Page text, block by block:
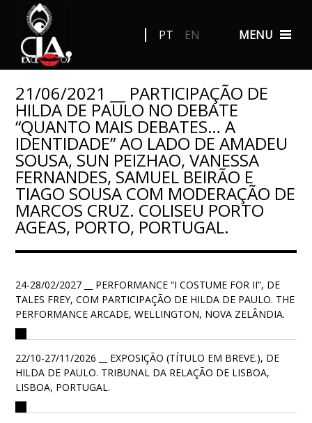
MENU
PT EN
21/06/2021 __ PARTICIPAÇÃO DE
HILDA DE PAULO NO DEBATE
“QUANTO MAIS DEBATES… A
IDENTIDADE” AO LADO DE AMADEU
SOUSA, SUN PEIZHAO, VANESSA
FERNANDES, SAMUEL BEIRÃO E
TIAGO SOUSA COM MODERAÇÃO DE
MARCOS CRUZ. COLISEU PORTO
AGEAS, PORTO, PORTUGAL.
24-28/02/2027 __ PERFORMANCE “I COSTUME FOR II”, DE
TALES FREY, COM PARTICIPAÇÃO DE HILDA DE PAULO. THE
PERFORMANCE ARCADE, WELLINGTON, NOVA ZELÂNDIA.
22/10-27/11/2026 __ EXPOSIÇÃO (TÍTULO EM BREVE.), DE
HILDA DE PAULO. TRIBUNAL DA RELAÇÃO DE LISBOA,
LISBOA, PORTUGAL.